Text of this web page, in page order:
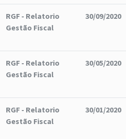
RGF - Relatorio
Gestão Fiscal
30/09/2020
RGF - Relatorio
Gestão Fiscal
30/05/2020
RGF - Relatorio
Gestão Fiscal
30/01/2020